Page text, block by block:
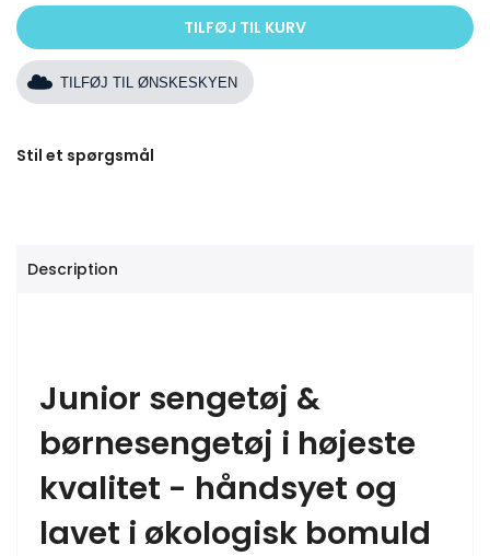
TILFØJ TIL KURV
TILFØJ TIL ØNSKESKYEN
Stil et spørgsmål
Description
Junior sengetøj &
børnesengetøj i højeste
kvalitet - håndsyet og
lavet i økologisk bomuld